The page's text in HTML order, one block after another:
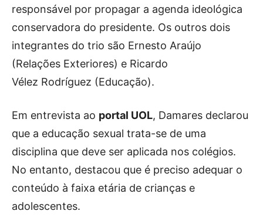
responsável por propagar a agenda ideológica
conservadora do presidente. Os outros dois
integrantes do trio são Ernesto Araújo
(Relações Exteriores) e Ricardo
Vélez Rodríguez (Educação).
Em entrevista ao portal UOL, Damares declarou
que a educação sexual trata-se de uma
disciplina que deve ser aplicada nos colégios.
No entanto, destacou que é preciso adequar o
conteúdo à faixa etária de crianças e
adolescentes.